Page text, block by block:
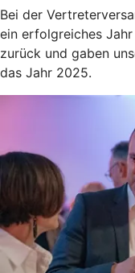
Bei der
ein erfolgreiches
zurück und gaben
das Jahr 2025.